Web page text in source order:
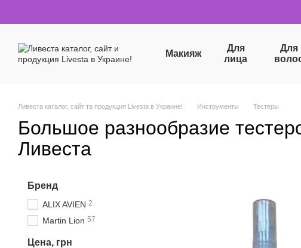
Макияж
Для
лица
Для
Ливеста каталог, сайт та продукция Livesta в Украине! Инструменты Тестеры
Большое разнообразие
Ливеста
Бренд
ALIX AVIEN 2
Martin Lion 57
Цена, грн